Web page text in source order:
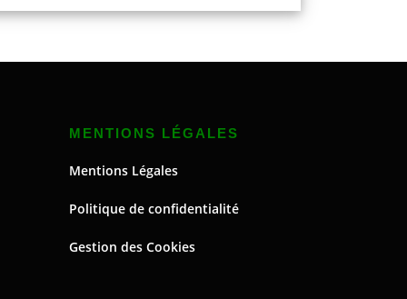
MENTIONS LÉGALES
Mentions Légales
Politique de confidentialité
Gestion des Cookies